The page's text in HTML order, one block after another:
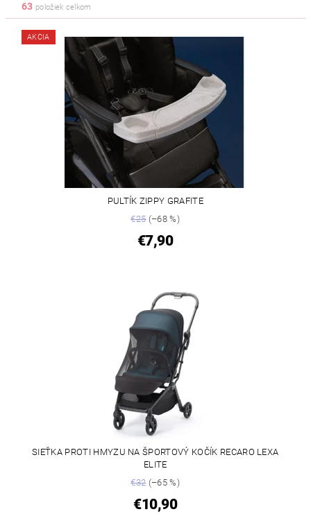
63 položiek celkom
AKCIA
PULTÍK ZIPPY GRAFITE
€25(–68 %)
€7,90
SIEŤKA PROTI HMYZU NA ŠPORTOVÝ KOČÍK RECARO LEXA
ELITE
€32(–65 %)
€10,90